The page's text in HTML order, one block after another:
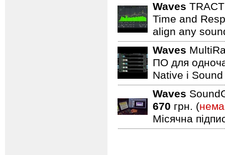
Waves
Time and
align any
Waves
ПО для
Native і Sound
Waves
670 грн. (
Місячна